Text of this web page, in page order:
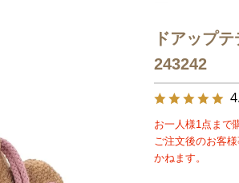
ドアップ
243242
お一人様1点まで
ご注文後のお客
かねます。